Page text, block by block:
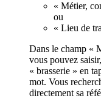
« Métier,
ou
« Lieu de
Dans le champ «
vous pouvez
« brasserie » en
mot. Vous
directement sa